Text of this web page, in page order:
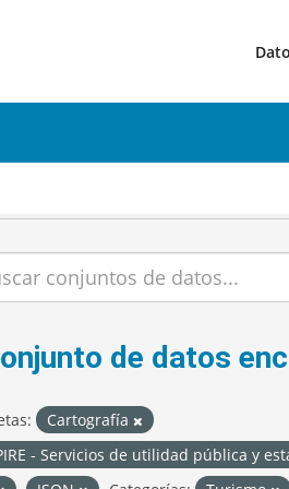
de datos
Cartografía
- Servicios de utilidad pública y